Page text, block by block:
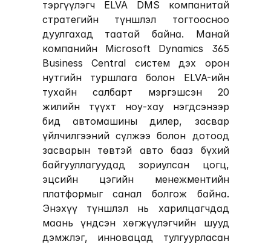
тэргүүлэгч ELVA DMS компанитай
стратегийн түншлэл тогтоосноо
дуулгахад таатай байна. Манай
компанийн Microsoft Dynamics 365
Business Central систем дэх орон
нутгийн туршлага болон ELVA-ийн
тухайн салбарт мэргэшсэн 20
жилийн түүхт ноу-хау нэгдсэнээр
бид автомашины дилер, засвар
үйлчилгээний сүлжээ болон дотоод
засварын төвтэй авто бааз бүхий
байгууллагуудад зориулсан цогц,
эцсийн цэгийн менежментийн
платформыг санал болгож байна.
Энэхүү түншлэл нь харилцагчдад
маань үндсэн хөгжүүлэгчийн шууд
дэмжлэг, инновацад тулгуурласан